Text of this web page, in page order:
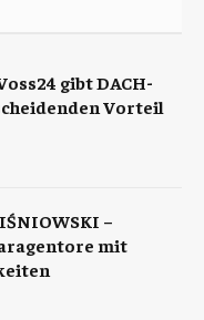
gibt DACH-
Vorteil
–
mit